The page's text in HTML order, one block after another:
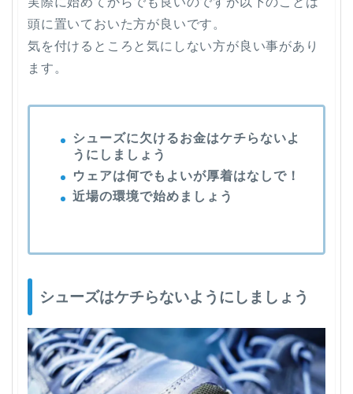
頭に置いておいた方が良いです。
気を付けるところと気にしない方が良い事があり
ます。
シューズに欠けるお金はケチらないよ
うにしましょう
ウェアは何でもよいが厚着はなしで！
近場の環境で始めましょう
シューズはケチらないようにしましょう